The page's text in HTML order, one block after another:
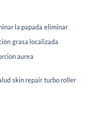
la papada eliminar
grasa localizada
aurea
skin repair turbo roller